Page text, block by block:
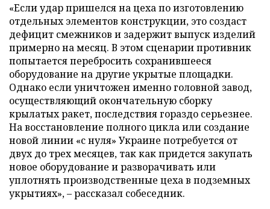
«Если удар пришелся на цеха по изготовлению
отдельных элементов конструкции, это создаст
дефицит смежников и задержит выпуск изделий
примерно на месяц. В этом сценарии противник
попытается перебросить сохранившееся
оборудование на другие укрытые площадки.
Однако если уничтожен именно головной завод,
осуществляющий окончательную сборку
крылатых ракет, последствия гораздо серьезнее.
На восстановление полного цикла или создание
новой линии «с нуля» Украине потребуется от
двух до трех месяцев, так как придется закупать
новое оборудование и разворачивать или
уплотнять производственные цеха в подземных
укрытиях», – рассказал собеседник.